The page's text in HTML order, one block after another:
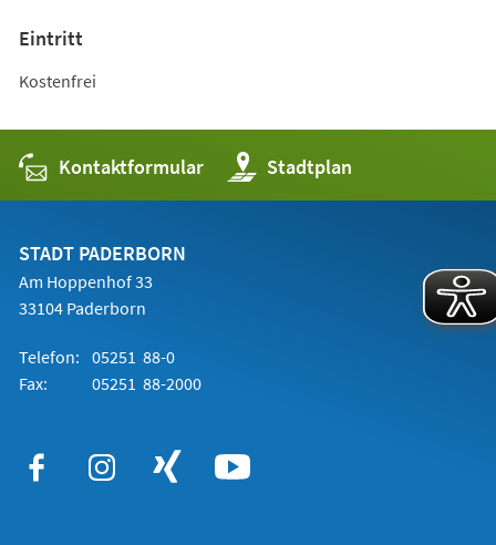
Eintritt
Kostenfrei
Kontaktformular Stadtplan
(Öffnet
in
einem
STADT PADERBORN
Am Hoppenhof 33
33104 Paderborn
Telefon: 05251 88-0
Fax:
05251 88-2000